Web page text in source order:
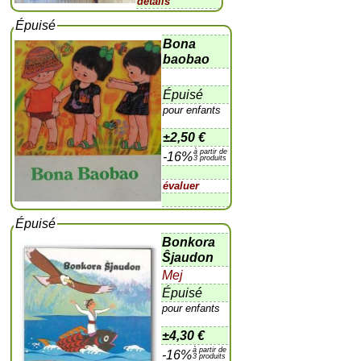
Épuisé
Bona
baobao
Épuisé
pour enfants
±2,50 €
-16%à partir de
3 produits
évaluer
Épuisé
Bonkora
Ŝjaudon
Mej
Épuisé
pour enfants
±4,30 €
-16%à partir de
3 produits